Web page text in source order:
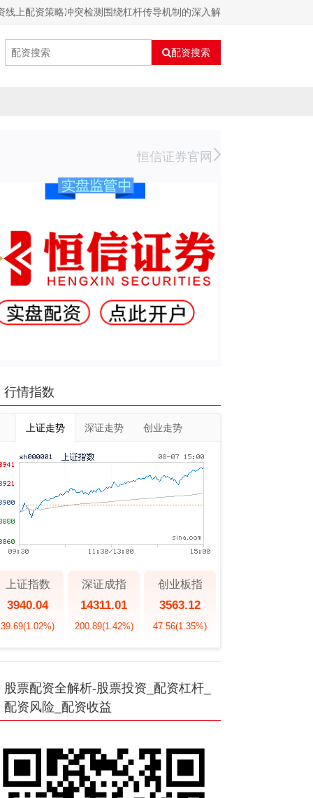
线上配资策略冲突检测围绕杠杆传导机制的深入解
配资搜索
恒信证券官网
行情指数
上证走势 深证走势 创业走势
上证指数
3940.04
39.69(1.02%)
深证成指
14311.01
200.89(1.42%)
创业板指
3563.12
47.56(1.35%)
股票配资全解析-股票投资_配资杠杆_
配资风险_配资收益